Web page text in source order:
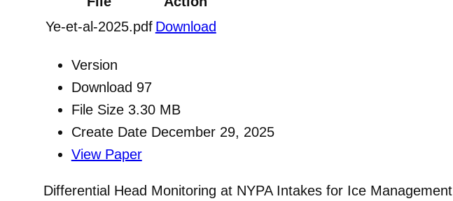
Ye-et-al-2025.pdf Download
Version
Download 97
File Size 3.30 MB
Create Date December 29, 2025
View Paper
Differential Head Monitoring at NYPA Intakes for Ice Management